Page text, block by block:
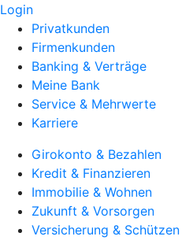
Login
Privatkunden
Firmenkunden
Banking & Verträge
Meine Bank
Service & Mehrwerte
Karriere
Girokonto & Bezahlen
Kredit & Finanzieren
Immobilie & Wohnen
Zukunft & Vorsorgen
Versicherung & Schützen